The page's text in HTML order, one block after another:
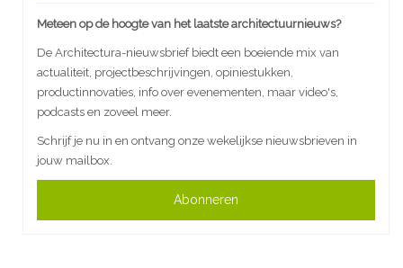
Meteen op de hoogte van het laatste architectuurnieuws?
De Architectura-nieuwsbrief biedt een boeiende mix van
actualiteit, projectbeschrijvingen, opiniestukken,
productinnovaties, info over evenementen, maar video's,
podcasts en zoveel meer.
Schrijf je nu in en ontvang onze wekelijkse nieuwsbrieven in
jouw mailbox.
Abonneren